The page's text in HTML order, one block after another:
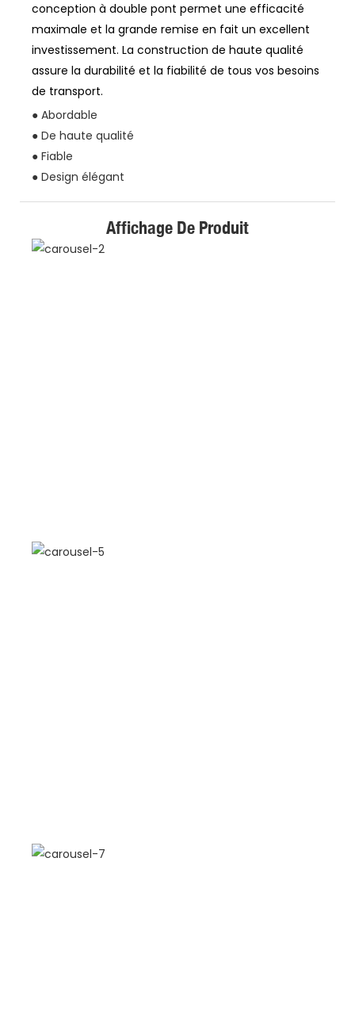
conception à double pont permet une efficacité
maximale et la grande remise en fait un excellent
investissement. La construction de haute qualité
assure la durabilité et la fiabilité de tous vos besoins
de transport.
● Abordable
● De haute qualité
● Fiable
● Design élégant
Affichage De Produit